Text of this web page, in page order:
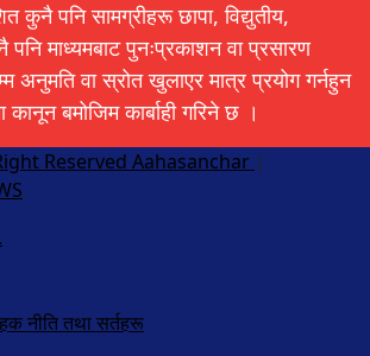
कुनै पनि सामग्रीहरू छापा, विद्युतीय,
माध्यमबाट पुनःप्रकाशन वा प्रसारण
अनुमति वा स्रोत खुलाएर मात्र प्रयोग गर्नहुन
बमोजिम कार्बाही गरिने छ ।
Reserved Aahasanchar |
.
नीति तथा सर्तहरू